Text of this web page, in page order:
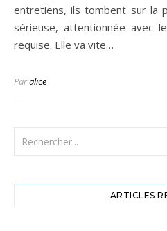
entretiens, ils tombent sur la
sérieuse, attentionnée avec
requise. Elle va vite…
Paralice
ARTICLES